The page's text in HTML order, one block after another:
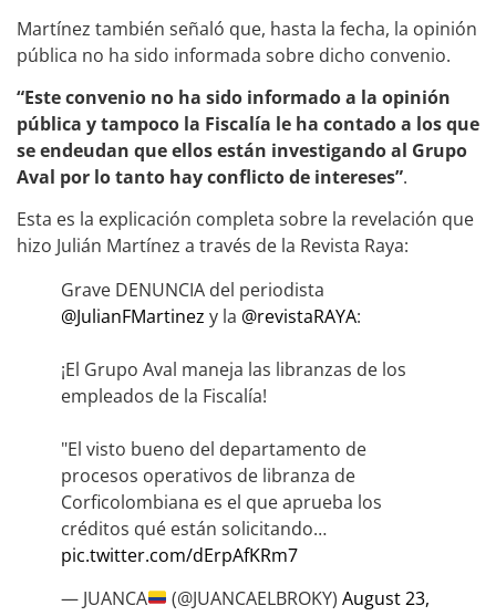
Martínez también señaló que, hasta la fecha, la opinión
pública no ha sido informada sobre dicho convenio.
“Este convenio no ha sido informado a la opinión
pública y tampoco la Fiscalía le ha contado a los que
se endeudan que ellos están investigando al Grupo
Aval por lo tanto hay conflicto de intereses”.
Esta es la explicación completa sobre la revelación que
hizo Julián Martínez a través de la Revista Raya:
Grave DENUNCIA del periodista
@JulianFMartinez y la @revistaRAYA:
¡El Grupo Aval maneja las libranzas de los
empleados de la Fiscalía!
"El visto bueno del departamento de
procesos operativos de libranza de
Corficolombiana es el que aprueba los
créditos qué están solicitando…
pic.twitter.com/dErpAfKRm7
— JUANCA
(@JUANCAELBROKY)August 23,